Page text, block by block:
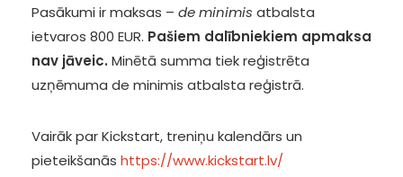
Pasākumi ir maksas – de minimis atbalsta
ietvaros 800 EUR. Pašiem dalībniekiem apmaksa
nav jāveic. Minētā summa tiek reģistrēta
uzņēmuma de minimis atbalsta reģistrā.
Vairāk par Kickstart, treniņu kalendārs un
pieteikšanās https://www.kickstart.lv/